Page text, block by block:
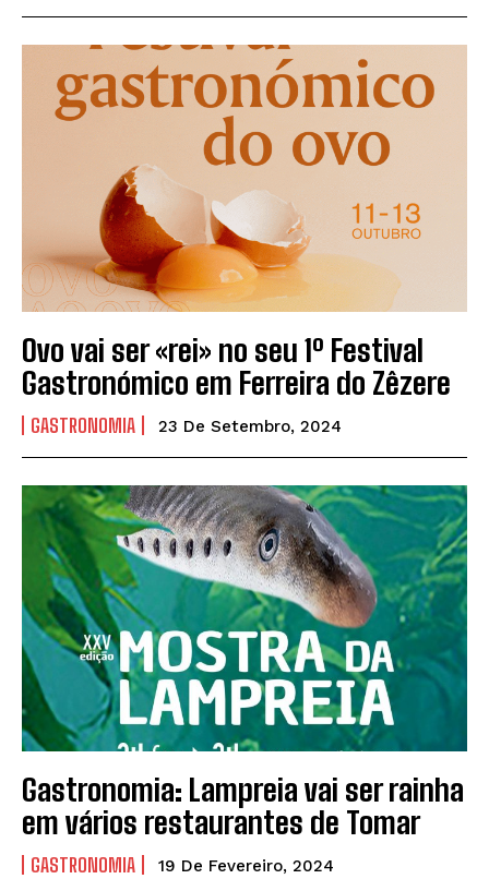
Ovo vai ser «rei» no seu 1º Festival
Gastronómico em Ferreira do Zêzere
GASTRONOMIA 23 De Setembro, 2024
Gastronomia: Lampreia vai ser rainha
em vários restaurantes de Tomar
GASTRONOMIA 19 De Fevereiro, 2024